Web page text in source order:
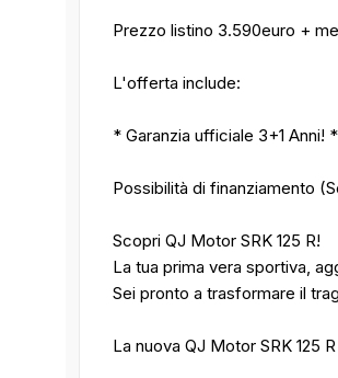
Prezzo listino 3.590euro +
L'offerta include:
* Garanzia ufficiale 3+1 Anni! *
Possibilità di finanziamento
Scopri QJ Motor SRK 125 R!
La tua prima vera sportiva,
Sei pronto a trasformare il
La nuova QJ Motor SRK 125